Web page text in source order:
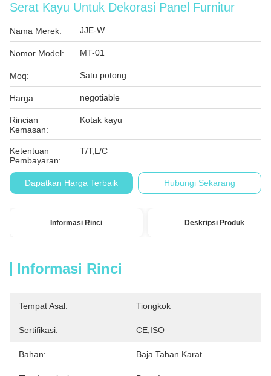
Serat Kayu Untuk Dekorasi Panel Furnitur
Nama Merek: JJE-W
Nomor Model: MT-01
Moq: Satu potong
Harga: negotiable
Rincian
Kemasan:
Kotak kayu
Ketentuan
Pembayaran:
T/T,L/C
Dapatkan Harga Terbaik Hubungi Sekarang
Informasi Rinci Deskripsi Produk
Informasi Rinci
Tempat Asal: Tiongkok
Sertifikasi: CE,ISO
Bahan: Baja Tahan Karat